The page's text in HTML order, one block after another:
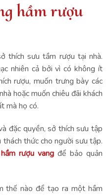
hầm rượu
thích sưu tầm rượu tại nhà.
nhiên cả bởi vì có không ít
rượu, muốn trưng bày các
hoặc muốn chiêu đãi khách
mà họ có.
đặc quyền, sở thích sưu tập
thức cho người sưu tập.
hầm rượu vangđể bảo quản
thế nào để tạo ra một hầm